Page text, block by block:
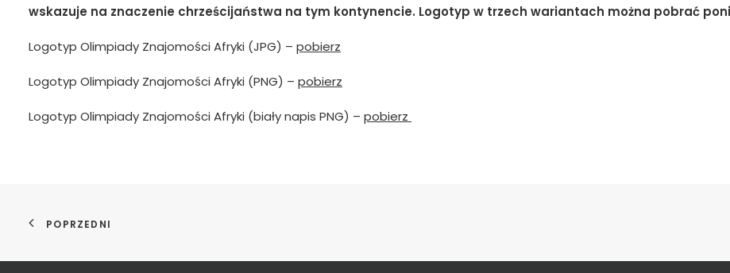
wskazuje na znaczenie chrześcijaństwa na tym kontynencie. Logotyp w trzech wariantach można pobrać
Logotyp Olimpiady Znajomości Afryki (JPG) – pobierz
Logotyp Olimpiady Znajomości Afryki (PNG) – pobierz
Logotyp Olimpiady Znajomości Afryki (biały napis PNG) – pobierz
POPRZEDNI